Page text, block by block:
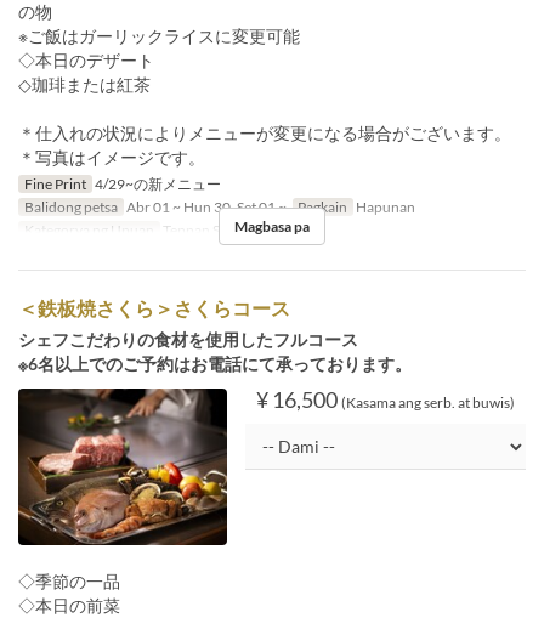
の物
※ご飯はガーリックライスに変更可能
◇本日のデザート
◇珈琲または紅茶
＊仕入れの状況によりメニューが変更になる場合がございます。
＊写真はイメージです。
Fine Print 4/29~の新メニュー
Balidong petsa Abr 01 ~ Hun 30, Set 01 ~ Pagkain Hapunan
Kategorya ng Upuan
Teppan SAKURAMagbasa pa
＜鉄板焼さくら＞さくらコース
シェフこだわりの食材を使用したフルコース
※6名以上でのご予約はお電話にて承っております。
¥ 16,500 (Kasama ang serb. at buwis)
◇季節の一品
◇本日の前菜